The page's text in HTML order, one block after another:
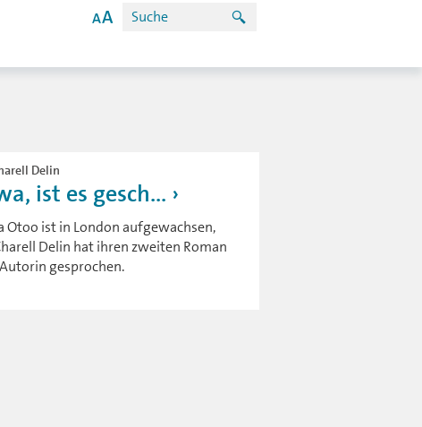
Delin
ist es gesch...
ist in London aufgewachsen,
Delin hat ihren zweiten Roman
gesprochen.